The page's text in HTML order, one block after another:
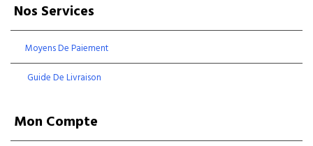
Nos Services
Moyens De Paiement
Guide De Livraison
Mon Compte